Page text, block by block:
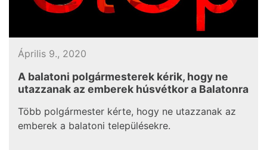
Április 9., 2020
A balatoni polgármesterek kérik, hogy ne
utazzanak az emberek húsvétkor a Balatonra
Több polgármester kérte, hogy ne utazzanak az
emberek a balatoni településekre.